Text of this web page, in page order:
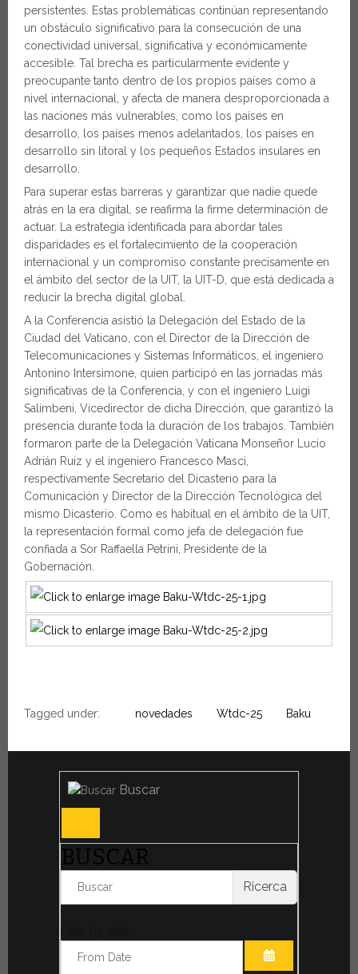
persistentes. Estas problemáticas continúan representando
un obstáculo significativo para la consecución de una
conectividad universal, significativa y económicamente
accesible. Tal brecha es particularmente evidente y
preocupante tanto dentro de los propios países como a
nivel internacional, y afecta de manera desproporcionada a
las naciones más vulnerables, como los países en
desarrollo, los países menos adelantados, los países en
desarrollo sin litoral y los pequeños Estados insulares en
desarrollo.
Para superar estas barreras y garantizar que nadie quede
atrás en la era digital, se reafirma la firme determinación de
actuar. La estrategia identificada para abordar tales
disparidades es el fortalecimiento de la cooperación
internacional y un compromiso constante precisamente en
el ámbito del sector de la UIT, la UIT-D, que está dedicada a
reducir la brecha digital global.
A la Conferencia asistió la Delegación del Estado de la
Ciudad del Vaticano, con el Director de la Dirección de
Telecomunicaciones y Sistemas Informáticos, el ingeniero
Antonino Intersimone, quien participó en las jornadas más
significativas de la Conferencia, y con el ingeniero Luigi
Salimbeni, Vicedirector de dicha Dirección, que garantizó la
presencia durante toda la duración de los trabajos. También
formaron parte de la Delegación Vaticana Monseñor Lucio
Adrián Ruiz y el ingeniero Francesco Masci,
respectivamente Secretario del Dicasterio para la
Comunicación y Director de la Dirección Tecnológica del
mismo Dicasterio. Como es habitual en el ámbito de la UIT,
la representación formal como jefa de delegación fue
confiada a Sor Raffaella Petrini, Presidente de la
Gobernación.
Tagged under: novedades Wtdc-25 Baku
Buscar
BUSCAR
Ricerca